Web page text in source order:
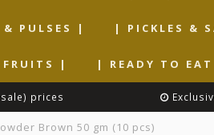
PULSES | | PICKLES &
| | READY TO
prices
Brown 50 gm (10 pcs)